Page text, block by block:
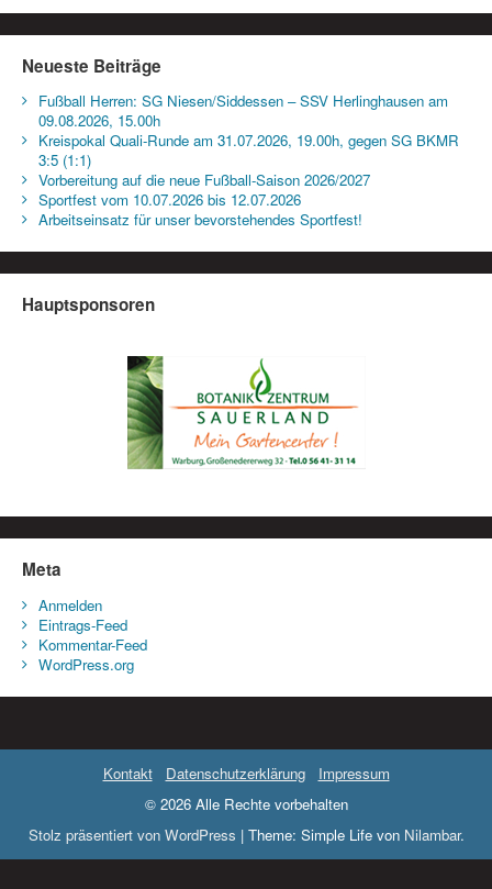
Neueste Beiträge
Fußball Herren: SG Niesen/Siddessen – SSV Herlinghausen am
09.08.2026, 15.00h
Kreispokal Quali-Runde am 31.07.2026, 19.00h, gegen SG BKMR
3:5 (1:1)
Vorbereitung auf die neue Fußball-Saison 2026/2027
Sportfest vom 10.07.2026 bis 12.07.2026
Arbeitseinsatz für unser bevorstehendes Sportfest!
Hauptsponsoren
Meta
Anmelden
Eintrags-Feed
Kommentar-Feed
WordPress.org
Kontakt Datenschutzerklärung
Impressum
© 2026 Alle Rechte vorbehalten
Stolz präsentiert von WordPress | Theme: Simple Life von Nilambar.